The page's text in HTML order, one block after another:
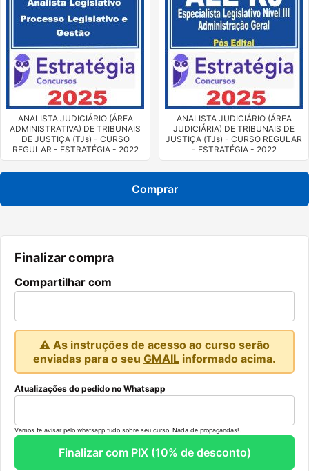
ANALISTA JUDICIÁRIO (ÁREA
ADMINISTRATIVA) DE TRIBUNAIS
DE JUSTIÇA (TJs) - CURSO
REGULAR - ESTRATÉGIA - 2022
ANALISTA JUDICIÁRIO (ÁREA
JUDICIÁRIA) DE TRIBUNAIS DE
JUSTIÇA (TJs) - CURSO REGULAR
- ESTRATÉGIA - 2022
Comprar
Finalizar compra
Compartilhar com
⚠️ As instruções de acesso ao curso serão
enviadas para o seu GMAIL informado acima.
Atualizações do pedido no Whatsapp
Vamos te avisar pelo whatsapp tudo sobre seu curso. Nada de propagandas!.
Finalizar com PIX (10% de desconto)